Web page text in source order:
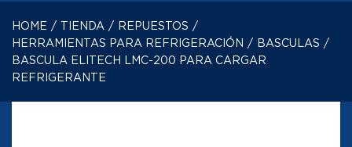
HOME / TIENDA / REPUESTOS /
HERRAMIENTAS PARA REFRIGERACIÓN / BASCULAS /
BASCULA ELITECH LMC-200 PARA CARGAR
REFRIGERANTE